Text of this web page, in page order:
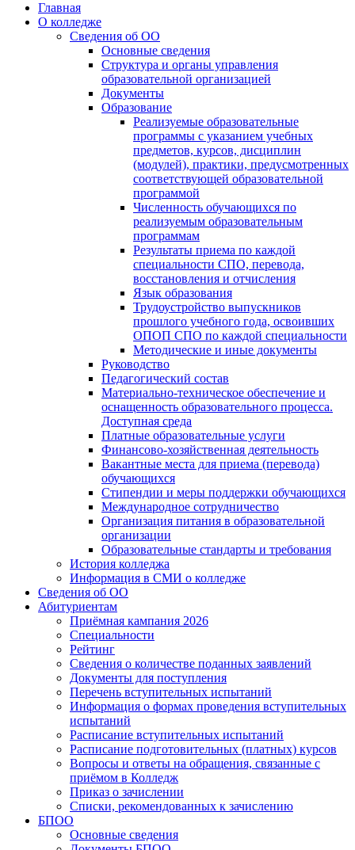
Главная
О колледже
Сведения об ОО
Основные сведения
Структура и органы управления
образовательной организацией
Документы
Образование
Реализуемые образовательные
программы с указанием учебных
предметов, курсов, дисциплин
(модулей), практики, предусмотренных
соответствующей образовательной
программой
Численность обучающихся по
реализуемым образовательным
программам
Результаты приема по каждой
специальности СПО, перевода,
восстановления и отчисления
Язык образования
Трудоустройство выпускников
прошлого учебного года, освоивших
ОПОП СПО по каждой специальности
Методические и иные документы
Руководство
Педагогический состав
Материально-техническое обеспечение и
оснащенность образовательного процесса.
Доступная среда
Платные образовательные услуги
Финансово-хозяйственная деятельность
Вакантные места для приема (перевода)
обучающихся
Стипендии и меры поддержки обучающихся
Международное сотрудничество
Организация питания в образовательной
организации
Образовательные стандарты и требования
История колледжа
Информация в СМИ о колледже
Сведения об ОО
Абитуриентам
Приёмная кампания 2026
Специальности
Рейтинг
Сведения о количестве поданных заявлений
Документы для поступления
Перечень вступительных испытаний
Информация о формах проведения вступительных
испытаний
Расписание вступительных испытаний
Расписание подготовительных (платных) курсов
Вопросы и ответы на обращения, связанные с
приёмом в Колледж
Приказ о зачислении
Списки, рекомендованных к зачислению
БПОО
Основные сведения